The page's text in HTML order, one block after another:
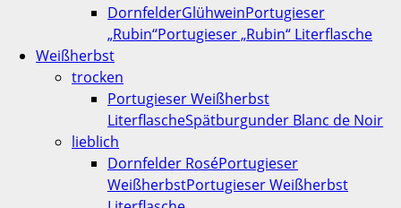
DornfelderGlühweinPortugieser
„Rubin“Portugieser „Rubin“ Literflasche
Weißherbst
trocken
Portugieser Weißherbst
LiterflascheSpätburgunder Blanc de Noir
lieblich
Dornfelder RoséPortugieser
WeißherbstPortugieser Weißherbst